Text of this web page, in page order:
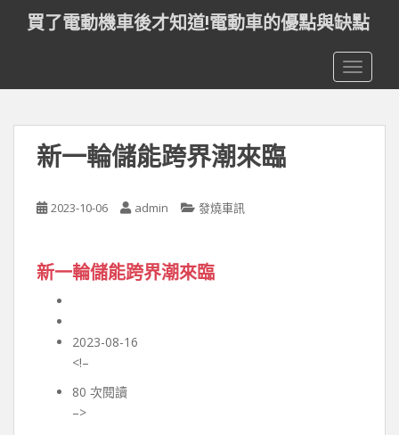
t
買了電動機車後才知道!電動車的優點與缺點
新一輪儲能跨界潮來臨
2023-10-06 admin 發燒車訊
新一輪儲能跨界潮來臨
2023-08-16
<!–
80 次閱讀
–>